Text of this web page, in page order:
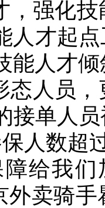
，强化
人才起
能人才倾
态人员
接单人
人数超
给我
外卖骑